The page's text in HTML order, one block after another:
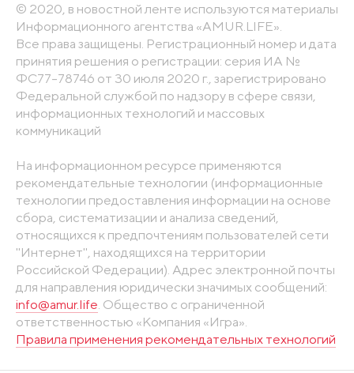
© 2020, в новостной ленте используются материалы
Информационного агентства «AMUR.LIFE».
Все права защищены. Регистрационный номер и дата
принятия решения о регистрации: серия ИА №
ФС77-78746 от 30 июля 2020 г., зарегистрировано
Федеральной службой по надзору в сфере связи,
информационных технологий и массовых
коммуникаций
На информационном ресурсе применяются
рекомендательные технологии (информационные
технологии предоставления информации на основе
сбора, систематизации и анализа сведений,
относящихся к предпочтениям пользователей сети
"Интернет", находящихся на территории
Российской Федерации). Адрес электронной почты
для направления юридически значимых сообщений:
info@amur.life. Общество с ограниченной
ответственностью «Компания «Игра».
Правила применения рекомендательных технологий